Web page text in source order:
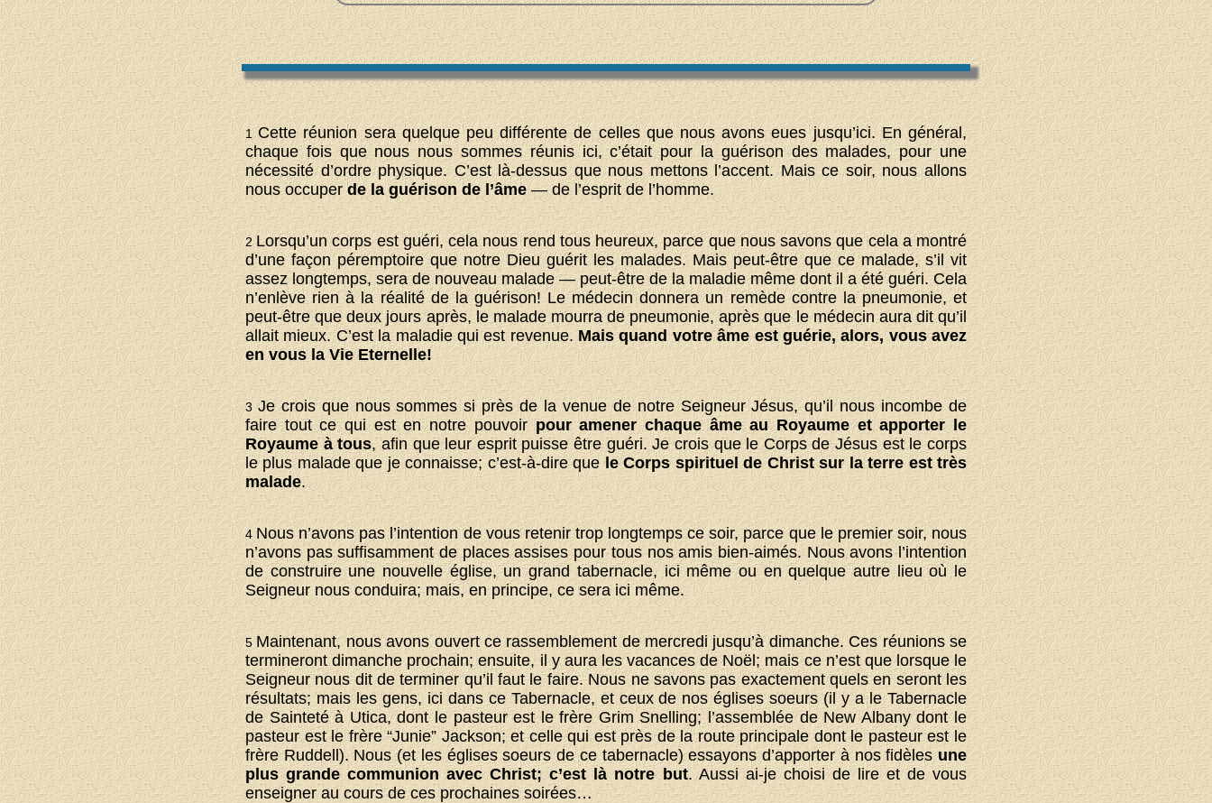
1 Cette réunion sera quelque peu différente de celles que nous avons eues jusqu’ici. En général,
chaque fois que nous nous sommes réunis ici, c’était pour la guérison des malades, pour une
nécessité d’ordre physique. C’est là-dessus que nous mettons l’accent. Mais ce soir, nous allons
nous occuperde la guérison de l’âme— de l’esprit de l’homme.
2Lorsqu’un corps est guéri, cela nous rend tous heureux, parce que nous savons que cela a montré
d’une façon péremptoire que notre Dieu guérit les malades. Mais peut-être que ce malade, s’il vit
assez longtemps, sera de nouveau malade — peut-être de la maladie même dont il a été guéri. Cela
n’enlève rien à la réalité de la guérison! Le médecin donnera un remède contre la pneumonie, et
peut-être que deux jours après, le malade mourra de pneumonie, après que le médecin aura dit qu’il
allait mieux. C’est la maladie qui est revenue.Mais quand votre âme est guérie, alors, vous avez
en vous la Vie Eternelle!
3Je crois que nous sommes si près de la venue de notre Seigneur Jésus, qu’il nous incombe de
faire tout ce qui est en notre pouvoirpour amener chaque âme au Royaume et apporter le
Royaume à tous, afin que leur esprit puisse être guéri. Je crois que le Corps de Jésus est le corps
le plus malade que je connaisse; c’est-à-dire quele Corps spirituel de Christ sur la terre est très
malade.
4Nous n’avons pas l’intention de vous retenir trop longtemps ce soir, parce que le premier soir, nous
n’avons pas suffisamment de places assises pour tous nos amis bien-aimés. Nous avons l’intention
de construire une nouvelle église, un grand tabernacle, ici même ou en quelque autre lieu où le
Seigneur nous conduira; mais, en principe, ce sera ici même.
5Maintenant, nous avons ouvert ce rassemblement de mercredi jusqu’à dimanche. Ces réunions se
termineront dimanche prochain; ensuite, il y aura les vacances de Noël; mais ce n’est que lorsque le
Seigneur nous dit de terminer qu’il faut le faire. Nous ne savons pas exactement quels en seront les
résultats; mais les gens, ici dans ce Tabernacle, et ceux de nos églises soeurs (il y a le Tabernacle
de Sainteté à Utica, dont le pasteur est le frère Grim Snelling; l’assemblée de New Albany dont le
pasteur est le frère “Junie” Jackson; et celle qui est près de la route principale dont le pasteur est le
frère Ruddell). Nous (et les églises soeurs de ce tabernacle) essayons d’apporter à nos fidèlesune
plus grande communion avec Christ; c’est là notre but. Aussi ai-je choisi de lire et de vous
enseigner au cours de ces prochaines soirées…